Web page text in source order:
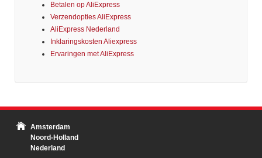
Betalen op AliExpress
Verzendopties AliExpress
AliExpress Nederland
Inklaringskosten Aliexpress
Ervaringen met AliExpress
Amsterdam
Noord-Holland
Nederland